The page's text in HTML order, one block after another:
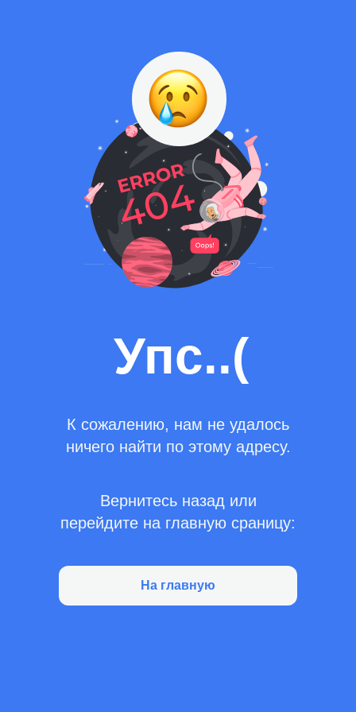
Упс..(
К сожалению, нам не удалось
ничего найти по этому адресу.
Вернитесь назад или
перейдите на главную сраницу:
На главную